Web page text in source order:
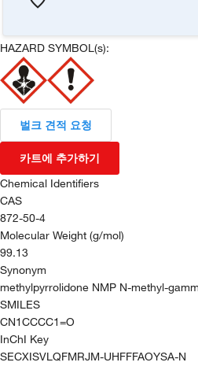
HAZARD SYMBOL(s):
벌크 견적 요청
카트에 추가하기
Chemical Identifiers
CAS
872-50-4
Molecular Weight (g/mol)
99.13
Synonym
methylpyrrolidone NMP N-methyl-
SMILES
CN1CCCC1=O
InChI Key
SECXISVLQFMRJM-UHFFFAOYSA-N